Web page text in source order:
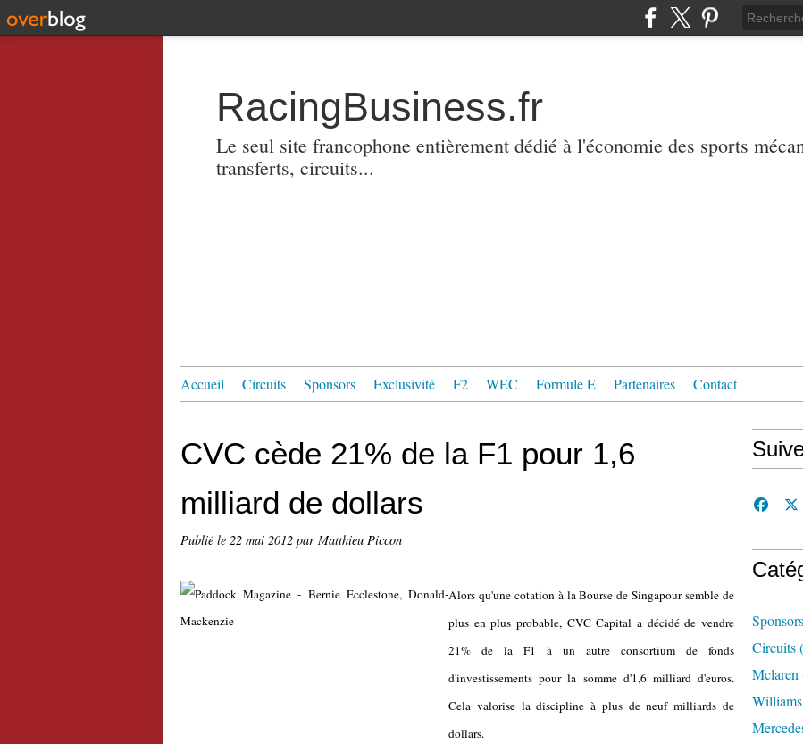
RacingBusiness.fr
Le seul site francophone entièrement dédié à l'économie des sports
transferts, circuits...
Accueil Circuits Sponsors Exclusivité F2 WEC Formule E Partenaires Contact
CVC cède 21% de la F1 pour 1,6
milliard de dollars
Publié le 22 mai 2012 par Matthieu Piccon
Alors qu'une cotation à la Bourse de Singapour semble de
plus en plus probable, CVC Capital a décidé de vendre
21% de la F1 à un autre consortium de fonds
d'investissements pour la somme d'1,6 milliard d'euros.
Cela valorise la discipline à plus de neuf milliards de
dollars.
Sponsors
Circuits
Mclaren
Williams